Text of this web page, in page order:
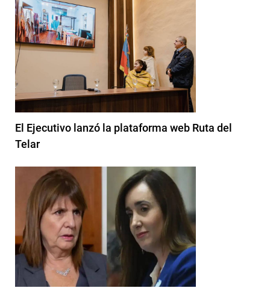
El Ejecutivo lanzó la plataforma web Ruta del
Telar